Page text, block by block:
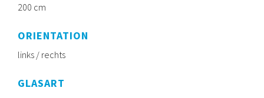
200 cm
ORIENTATION
links / rechts
GLASART